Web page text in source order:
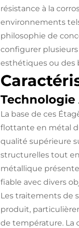
résistance à la
environnements
philosophie de
configurer
esthétiques ou des
La base de ces
flottante en métal
qualité supérieure
structurelles tout
métallique
fiable avec divers
Les traitements de
produit,
de température. La